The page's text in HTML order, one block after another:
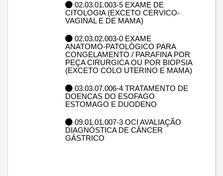
02.03.01.003-5 EXAME DE
CITOLOGIA (EXCETO CERVICO-
VAGINAL E DE MAMA)
02.03.02.003-0 EXAME
ANATOMO-PATOLÓGICO PARA
CONGELAMENTO / PARAFINA POR
PEÇA CIRURGICA OU POR BIOPSIA
(EXCETO COLO UTERINO E MAMA)
03.03.07.006-4 TRATAMENTO DE
DOENCAS DO ESOFAGO
ESTOMAGO E DUODENO
09.01.01.007-3 OCI AVALIAÇÃO
DIAGNÓSTICA DE CÂNCER
GÁSTRICO